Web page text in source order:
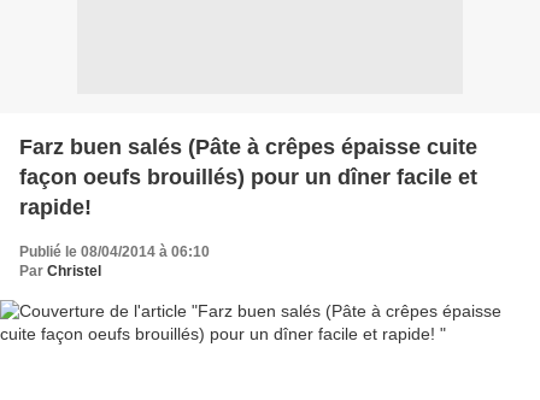
Farz buen salés (Pâte à crêpes épaisse cuite
façon oeufs brouillés) pour un dîner facile et
rapide!
Publié le 08/04/2014 à 06:10
Par Christel